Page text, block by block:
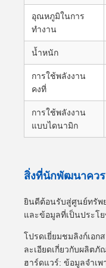
อุณหภูมิในการ
ทำงาน
น้ำหนัก
การใช้พลังงาน
คงที่
การใช้พลังงาน
แบบไดนามิก
สิ่งที่นักพัฒนาคว
ยินดีต้อนรับสู่ศูนย์ทรัพ
และข้อมูลที่เป็นประโ
โปรดเยี่ยมชมลิงก์เอก
ละเอียดเกี่ยวกับผลิต
ฮาร์ดแวร์: ข้อมูลจำเ